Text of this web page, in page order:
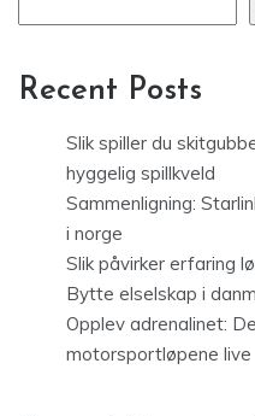
Recent Posts
Slik spiller du
hyggelig spillkveld
Sammenligning:
i norge
Slik påvirker erfaring
Bytte elselskap i
Opplev adrenalinet:
motorsportløpene live